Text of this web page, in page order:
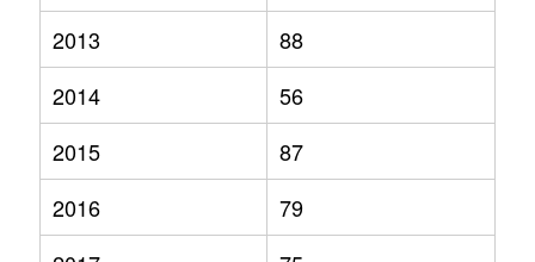
2013
88
2014
56
2015
87
2016
79